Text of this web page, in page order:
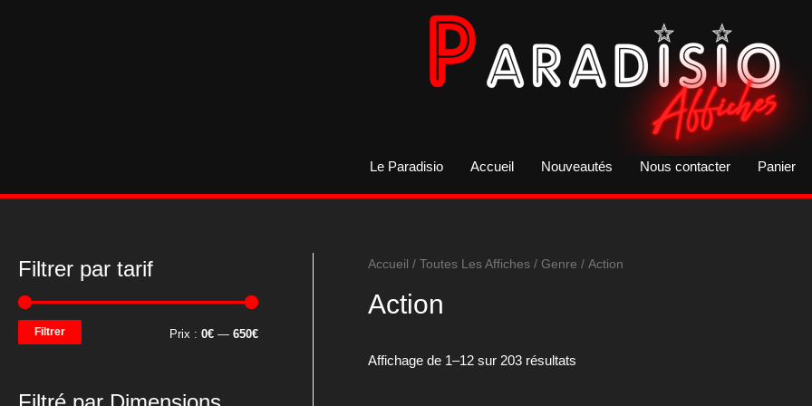
Le Paradisio Accueil Nouveautés Nous contacter Panier
Filtrer par tarif
PP
Filtrer Prix : 0€ — 650€
Accueil / Toutes Les Affiches / Genre / Action
Action
Affichage de 1–12 sur 203 résultats